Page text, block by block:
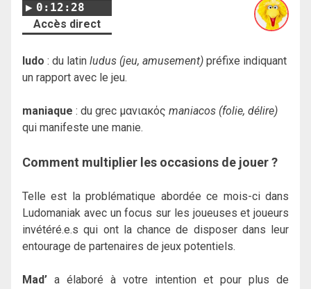
0:12:28
Accès direct
ludo : du latin ludus (jeu, amusement) préfixe indiquant
un rapport avec le jeu.
maniaque : du grec μανιακός maniacos (folie, délire)
qui manifeste une manie.
Comment multiplier les occasions de jouer ?
Telle est la problématique abordée ce mois-ci dans
Ludomaniak avec un focus sur les joueuses et joueurs
invétéré.e.s qui ont la chance de disposer dans leur
entourage de partenaires de jeux potentiels.
Mad’ a élaboré à votre intention et pour plus de